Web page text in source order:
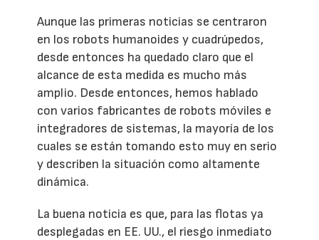
Aunque las primeras noticias se centraron
en los robots humanoides y cuadrúpedos,
desde entonces ha quedado claro que el
alcance de esta medida es mucho más
amplio. Desde entonces, hemos hablado
con varios fabricantes de robots móviles e
integradores de sistemas, la mayoría de los
cuales se están tomando esto muy en serio
y describen la situación como altamente
dinámica.
La buena noticia es que, para las flotas ya
desplegadas en EE. UU., el riesgo inmediato